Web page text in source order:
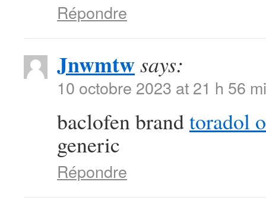
Répondre
Jnwmtwsays:
10 octobre 2023 at 21 h 56
baclofen brandtoradol
generic
Répondre